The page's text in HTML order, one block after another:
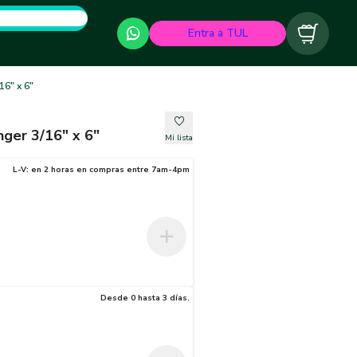
Entra a TUL Carrito
x 6"
3/16" x 6" Mi lista
L-V: en 2 horas en compras entre 7am-4pm
Desde 0 hasta 3 días.